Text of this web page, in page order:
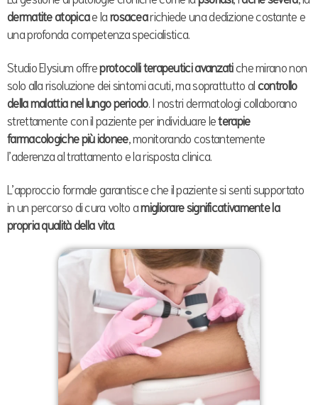
dermatite atopicae larosacearichiede una dedizione costante e
una profonda competenza specialistica.
Studio Elysium offreprotocolli terapeutici avanzatiche mirano non
solo alla risoluzione dei sintomi acuti, ma soprattutto alcontrollo
della malattia nel lungo periodo. I nostri dermatologi collaborano
strettamente con il paziente per individuare leterapie
farmacologiche più idonee, monitorando costantemente
l’aderenza al trattamento e la risposta clinica.
L’approccio formale garantisce che il paziente si senti supportato
in un percorso di cura volto amigliorare significativamente la
propria qualità della vita.